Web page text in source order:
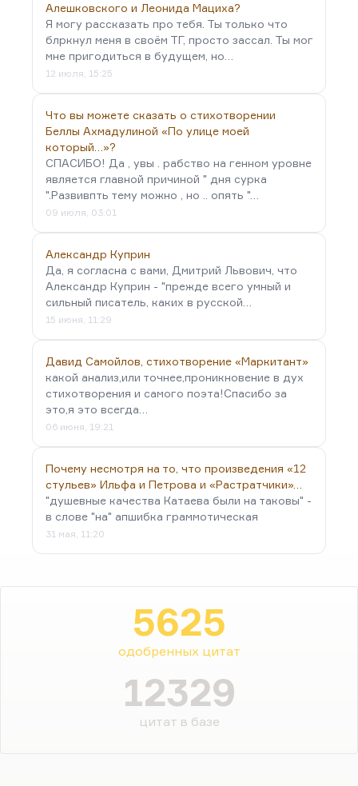
Алешковского и Леонида Мациха?
Я могу рассказать про тебя. Ты только что
блркнул меня в своём ТГ, просто зассал. Ты мог
мне пригодиться в будущем, но…
12 июля, 15:25
Что вы можете сказать о стихотворении
Беллы Ахмадулиной «По улице моей
который…»?
СПАСИБО! Да , увы . рабство на генном уровне
является главной причиной " дня сурка
".Развивпть тему можно , но .. опять "…
09 июля, 03:01
Александр Куприн
Да, я согласна с вами, Дмитрий Львович, что
Александр Куприн - "прежде всего умный и
сильный писатель, каких в русской…
15 июня, 11:29
Давид Самойлов, стихотворение «Маркитант»
какой анализ,или точнее,проникновение в дух
стихотворения и самого поэта!Спасибо за
это,я это всегда…
06 июня, 19:21
Почему несмотря на то, что произведения «12
стульев» Ильфа и Петрова и «Растратчики»…
"душевные качества Катаева были на таковы" -
в слове "на" апшибка граммотическая
31 мая, 11:20
5625
одобренных цитат
12329
цитат в базе